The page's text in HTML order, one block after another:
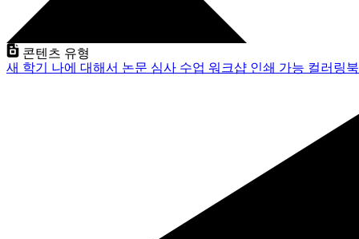
콘텐츠 유형
새 학기 나에 대해서 논문 심사 수업 워크샵 인쇄 가능 컬러링북